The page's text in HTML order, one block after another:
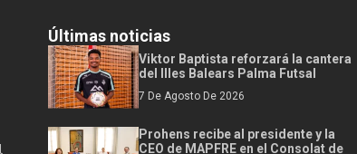
Últimas noticias
Viktor Baptista reforzará la cantera
del Illes Balears Palma Futsal
7 De Agosto De 2026
Prohens recibe al presidente y la
CEO de MAPFRE en el Consolat de